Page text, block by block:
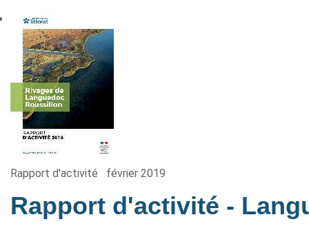
Rapport d'activité février 2019
Rapport d'activité -